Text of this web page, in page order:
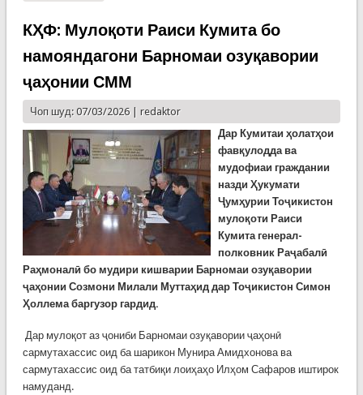
КҲФ: Мулоқоти Раиси Кумита бо
намояндагони Барномаи озуқавории
ҷаҳонии СММ
Чоп шуд: 07/03/2026 | redaktor
Дар Кумитаи ҳолатҳои
фавқулодда ва
мудофиаи граждании
назди Ҳукумати
Ҷумҳурии Тоҷикистон
мулоқоти Раиси
Кумита генерал-
полковник Раҷабалӣ
Раҳмоналӣ бо мудири кишварии Барномаи озуқавории
ҷаҳонии Созмони Милали Муттаҳид дар Тоҷикистон Симон
Ҳоллема баргузор гардид.
Дар мулоқот аз ҷониби Барномаи озуқавории ҷаҳонӣ
сармутахассис оид ба шарикон Мунира Амидхонова ва
сармутахассис оид ба татбиқи лоиҳаҳо Илҳом Сафаров иштирок
намуданд.